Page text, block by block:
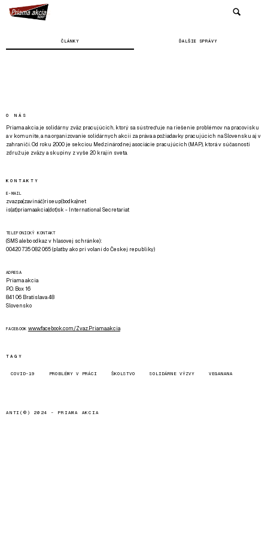
ČLÁNKY ĎALŠIE SPRÁVY
O NÁS
Priama akcia je solidárny zväz pracujúcich, ktorý sa sústreďuje na riešenie problémov na pracovisku
a v komunite, a na organizovanie solidárnych akcií za práva a požiadavky pracujúcich na Slovensku aj v
zahraničí. Od roku 2000 je sekciou Medzinárodnej asociácie pracujúcich (MAP), ktorá v súčasnosti
združuje zväzy a skupiny z vyše 20 krajín sveta.
KONTAKTY
E-MAIL
zvazpa(zavináč)riseup(bodka)net
is(at)priamaakcia(dot)sk - International Secretariat
TELEFONICKÝ KONTAKT
(SMS alebo odkaz v hlasovej schránke):
00420 735 082 065 (platby ako pri volaní do Českej republiky)
ADRESA
Priama akcia
P.O. Box 16
841 06 Bratislava 48
Slovensko
FACEBOOK www.facebook.com/Zvaz.Priama.akcia
TAGY
COVID-19 PROBLÉMY V PRÁCI ŠKOLSTVO SOLIDÁRNE VÝZVY VEGANANA
ANTI(©) 2024 - PRIAMA AKCIA